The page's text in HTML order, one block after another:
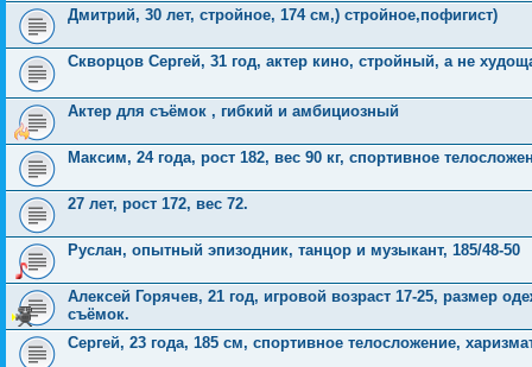
Дмитрий, 30 лет, стройное, 174 см,) стройное,пофигист)
Скворцов Сергей, 31 год, актер кино, стройный, а не
Актер для съёмок , гибкий и амбициозный
Максим, 24 года, рост 182, вес 90 кг, спортивное
27 лет, рост 172, вес 72.
Руслан, опытный эпизодник, танцор и музыкант, 185/48-50
Алексей Горячев, 21 год, игровой возраст 17-25, размер
съёмок.
Сергей, 23 года, 185 см, спортивное телосложение,